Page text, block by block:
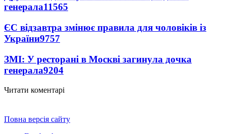
генерала11565
ЄС відзавтра змінює правила для чоловіків із
України9757
ЗМІ: У ресторані в Москві загинула дочка
генерала9204
Читати коментарі
Повна версія сайту